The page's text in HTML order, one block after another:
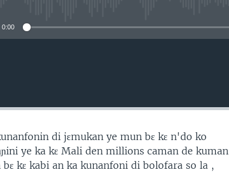
0:00
di jɛmukan ye mun bɛ kɛ n'do ko
ye ka kɛ Mali den millions caman de kuman
kɛ kabi an ka kunanfoni di bolofara so la ,